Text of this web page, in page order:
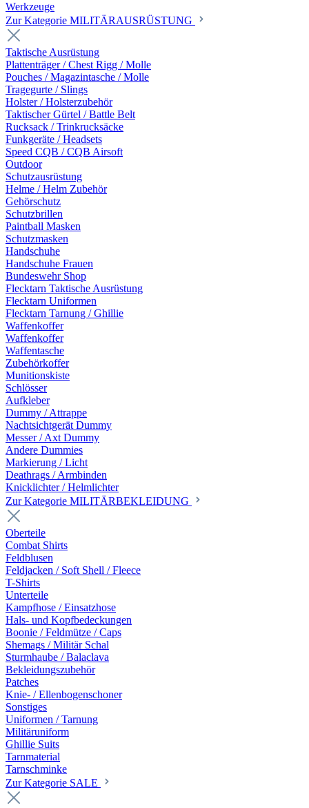
Werkzeuge
Zur Kategorie MILITÄRAUSRÜSTUNG
Taktische Ausrüstung
Plattenträger / Chest Rigg / Molle
Pouches / Magazintasche / Molle
Tragegurte / Slings
Holster / Holsterzubehör
Taktischer Gürtel / Battle Belt
Rucksack / Trinkrucksäcke
Funkgeräte / Headsets
Speed CQB / CQB Airsoft
Outdoor
Schutzausrüstung
Helme / Helm Zubehör
Gehörschutz
Schutzbrillen
Paintball Masken
Schutzmasken
Handschuhe
Handschuhe Frauen
Bundeswehr Shop
Flecktarn Taktische Ausrüstung
Flecktarn Uniformen
Flecktarn Tarnung / Ghillie
Waffenkoffer
Waffenkoffer
Waffentasche
Zubehörkoffer
Munitionskiste
Schlösser
Aufkleber
Dummy / Attrappe
Nachtsichtgerät Dummy
Messer / Axt Dummy
Andere Dummies
Markierung / Licht
Deathrags / Armbinden
Knicklichter / Helmlichter
Zur Kategorie MILITÄRBEKLEIDUNG
Oberteile
Combat Shirts
Feldblusen
Feldjacken / Soft Shell / Fleece
T-Shirts
Unterteile
Kampfhose / Einsatzhose
Hals- und Kopfbedeckungen
Boonie / Feldmütze / Caps
Shemags / Militär Schal
Sturmhaube / Balaclava
Bekleidungszubehör
Patches
Knie- / Ellenbogenschoner
Sonstiges
Uniformen / Tarnung
Militäruniform
Ghillie Suits
Tarnmaterial
Tarnschminke
Zur Kategorie SALE